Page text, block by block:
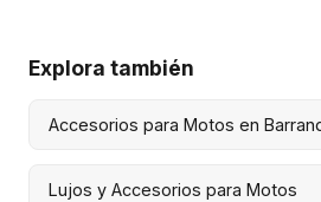
Explora también
Accesorios para Motos en
Lujos y Accesorios para Motos